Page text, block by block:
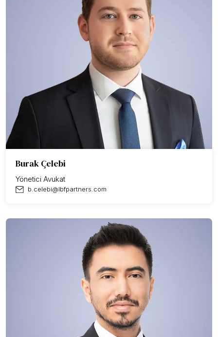
Burak Çelebi
Yönetici Avukat
b.celebi@lbfpartners.com